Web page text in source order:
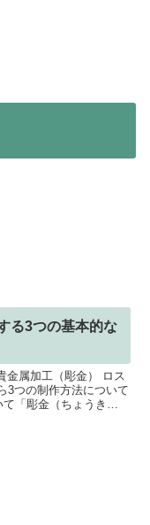
る3つの基本的な
金属加工（彫金） ロス
3つの制作方法について
「彫金（ちょうき